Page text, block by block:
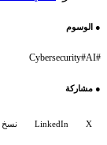
●الوسوم
AI
#
Cybersecurity
●مشاركة
LinkedIn نسخ